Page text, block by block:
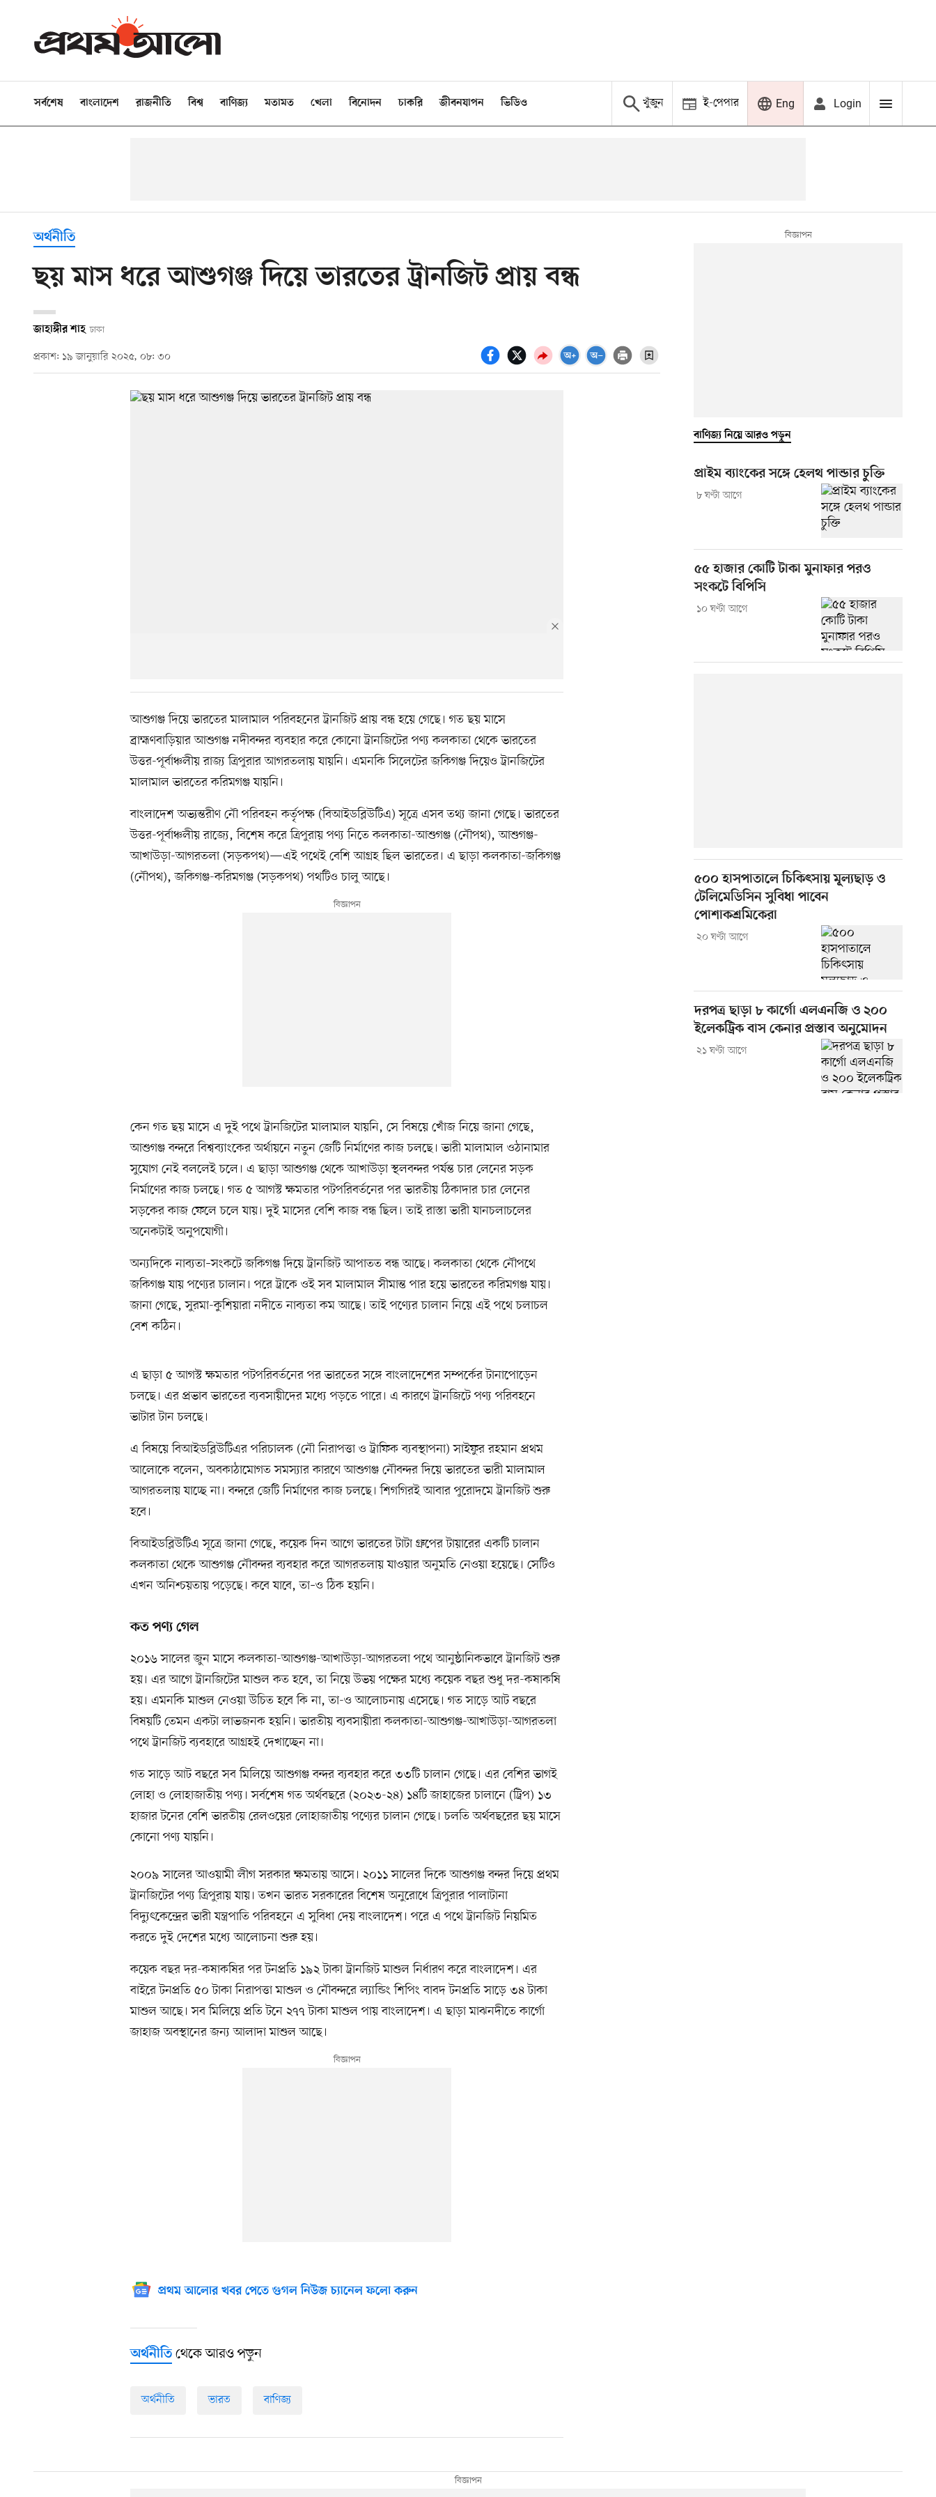
সর্বশেষ বাংলাদেশ রাজনীতি বিশ্ব বাণিজ্য মতামত খেলা বিনোদন চাকরি জীবনযাপন ভিডিও খুঁজুন ই-পেপার Eng Login
অর্থনীতি
ছয় মাস ধরে আশুগঞ্জ দিয়ে ভারতের ট্রানজিট প্রায় বন্ধ
জাহাঙ্গীর শাহ ঢাকা
প্রকাশ: ১৯ জানুয়ারি ২০২৫, ০৮: ৩০
আশুগঞ্জ দিয়ে ভারতের মালামাল পরিবহনের ট্রানজিট প্রায় বন্ধ হয়ে গেছে। গত ছয় মাসে
ব্রাহ্মণবাড়িয়ার আশুগঞ্জ নদীবন্দর ব্যবহার করে কোনো ট্রানজিটের পণ্য কলকাতা থেকে ভারতের
উত্তর-পূর্বাঞ্চলীয় রাজ্য ত্রিপুরার আগরতলায় যায়নি। এমনকি সিলেটের জকিগঞ্জ দিয়েও ট্রানজিটের
মালামাল ভারতের করিমগঞ্জ যায়নি।
বাংলাদেশ অভ্যন্তরীণ নৌ পরিবহন কর্তৃপক্ষ (বিআইডব্লিউটিএ) সূত্রে এসব তথ্য জানা গেছে। ভারতের
উত্তর-পূর্বাঞ্চলীয় রাজ্যে, বিশেষ করে ত্রিপুরায় পণ্য নিতে কলকাতা-আশুগঞ্জ (নৌপথ), আশুগঞ্জ-
আখাউড়া-আগরতলা (সড়কপথ)—এই পথেই বেশি আগ্রহ ছিল ভারতের। এ ছাড়া কলকাতা-জকিগঞ্জ
(নৌপথ), জকিগঞ্জ-করিমগঞ্জ (সড়কপথ) পথটিও চালু আছে।
কেন গত ছয় মাসে এ দুই পথে ট্রানজিটের মালামাল যায়নি, সে বিষয়ে খোঁজ নিয়ে জানা গেছে,
আশুগঞ্জ বন্দরে বিশ্বব্যাংকের অর্থায়নে নতুন জেটি নির্মাণের কাজ চলছে। ভারী মালামাল ওঠানামার
সুযোগ নেই বললেই চলে। এ ছাড়া আশুগঞ্জ থেকে আখাউড়া স্থলবন্দর পর্যন্ত চার লেনের সড়ক
নির্মাণের কাজ চলছে। গত ৫ আগস্ট ক্ষমতার পটপরিবর্তনের পর ভারতীয় ঠিকাদার চার লেনের
সড়কের কাজ ফেলে চলে যায়। দুই মাসের বেশি কাজ বন্ধ ছিল। তাই রাস্তা ভারী যানচলাচলের
অনেকটাই অনুপযোগী।
অন্যদিকে নাব্যতা–সংকটে জকিগঞ্জ দিয়ে ট্রানজিট আপাতত বন্ধ আছে। কলকাতা থেকে নৌপথে
জকিগঞ্জ যায় পণ্যের চালান। পরে ট্রাকে ওই সব মালামাল সীমান্ত পার হয়ে ভারতের করিমগঞ্জ যায়।
জানা গেছে, সুরমা-কুশিয়ারা নদীতে নাব্যতা কম আছে। তাই পণ্যের চালান নিয়ে এই পথে চলাচল
বেশ কঠিন।
এ ছাড়া ৫ আগস্ট ক্ষমতার পটপরিবর্তনের পর ভারতের সঙ্গে বাংলাদেশের সম্পর্কের টানাপোড়েন
চলছে। এর প্রভাব ভারতের ব্যবসায়ীদের মধ্যে পড়তে পারে। এ কারণে ট্রানজিটে পণ্য পরিবহনে
ভাটার টান চলছে।
এ বিষয়ে বিআইডব্লিউটিএর পরিচালক (নৌ নিরাপত্তা ও ট্রাফিক ব্যবস্থাপনা) সাইফুর রহমান প্রথম
আলোকে বলেন, অবকাঠামোগত সমস্যার কারণে আশুগঞ্জ নৌবন্দর দিয়ে ভারতের ভারী মালামাল
আগরতলায় যাচ্ছে না। বন্দরে জেটি নির্মাণের কাজ চলছে। শিগগিরই আবার পুরোদমে ট্রানজিট শুরু
হবে।
বিআইডব্লিউটিএ সূত্রে জানা গেছে, কয়েক দিন আগে ভারতের টাটা গ্রুপের টায়ারের একটি চালান
কলকাতা থেকে আশুগঞ্জ নৌবন্দর ব্যবহার করে আগরতলায় যাওয়ার অনুমতি নেওয়া হয়েছে। সেটিও
এখন অনিশ্চয়তায় পড়েছে। কবে যাবে, তা–ও ঠিক হয়নি।
কত পণ্য গেল
২০১৬ সালের জুন মাসে কলকাতা-আশুগঞ্জ-আখাউড়া-আগরতলা পথে আনুষ্ঠানিকভাবে ট্রানজিট শুরু
হয়। এর আগে ট্রানজিটের মাশুল কত হবে, তা নিয়ে উভয় পক্ষের মধ্যে কয়েক বছর শুধু দর-কষাকষি
হয়। এমনকি মাশুল নেওয়া উচিত হবে কি না, তা-ও আলোচনায় এসেছে। গত সাড়ে আট বছরে
বিষয়টি তেমন একটা লাভজনক হয়নি। ভারতীয় ব্যবসায়ীরা কলকাতা-আশুগঞ্জ-আখাউড়া-আগরতলা
পথে ট্রানজিট ব্যবহারে আগ্রহই দেখাচ্ছেন না।
গত সাড়ে আট বছরে সব মিলিয়ে আশুগঞ্জ বন্দর ব্যবহার করে ৩৩টি চালান গেছে। এর বেশির ভাগই
লোহা ও লোহাজাতীয় পণ্য। সর্বশেষ গত অর্থবছরে (২০২৩-২৪) ১৪টি জাহাজের চালানে (ট্রিপ) ১৩
হাজার টনের বেশি ভারতীয় রেলওয়ের লোহাজাতীয় পণ্যের চালান গেছে। চলতি অর্থবছরের ছয় মাসে
কোনো পণ্য যায়নি।
২০০৯ সালের আওয়ামী লীগ সরকার ক্ষমতায় আসে। ২০১১ সালের দিকে আশুগঞ্জ বন্দর দিয়ে প্রথম
ট্রানজিটের পণ্য ত্রিপুরায় যায়। তখন ভারত সরকারের বিশেষ অনুরোধে ত্রিপুরার পালাটানা
বিদ্যুৎকেন্দ্রের ভারী যন্ত্রপাতি পরিবহনে এ সুবিধা দেয় বাংলাদেশ। পরে এ পথে ট্রানজিট নিয়মিত
করতে দুই দেশের মধ্যে আলোচনা শুরু হয়।
কয়েক বছর দর-কষাকষির পর টনপ্রতি ১৯২ টাকা ট্রানজিট মাশুল নির্ধারণ করে বাংলাদেশ। এর
বাইরে টনপ্রতি ৫০ টাকা নিরাপত্তা মাশুল ও নৌবন্দরে ল্যান্ডিং শিপিং বাবদ টনপ্রতি সাড়ে ৩৪ টাকা
মাশুল আছে। সব মিলিয়ে প্রতি টনে ২৭৭ টাকা মাশুল পায় বাংলাদেশ। এ ছাড়া মাঝনদীতে কার্গো
জাহাজ অবস্থানের জন্য আলাদা মাশুল আছে।
প্রথম আলোর খবর পেতে গুগল নিউজ চ্যানেল ফলো করুন
অর্থনীতি থেকে আরও পড়ুন
অর্থনীতি ভারত বাণিজ্য
বাণিজ্য নিয়ে আরও পড়ুন
প্রাইম ব্যাংকের সঙ্গে হেলথ পান্ডার চুক্তি
৮ ঘণ্টা আগে
৫৫ হাজার কোটি টাকা মুনাফার পরও
সংকটে বিপিসি
১০ ঘণ্টা আগে
৫০০ হাসপাতালে চিকিৎসায় মূল্যছাড় ও
টেলিমেডিসিন সুবিধা পাবেন
পোশাকশ্রমিকেরা
২০ ঘণ্টা আগে
দরপত্র ছাড়া ৮ কার্গো এলএনজি ও ২০০
ইলেকট্রিক বাস কেনার প্রস্তাব অনুমোদন
২১ ঘণ্টা আগে